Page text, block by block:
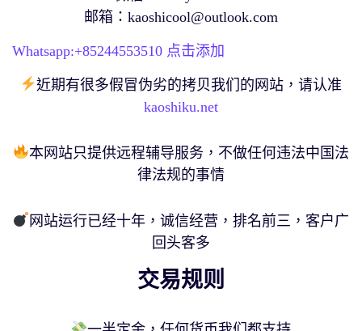
邮箱： kaoshicool@outlook.com
Whatsapp:+85244553510 点击添加
近期有很多假冒伪劣的拷贝我们的网站，请认准
kaoshiku.net
本网站只提供远程辅导服务，不做任何违法中国法
律法规的事情
网站运行已经十年，诚信经营，排名前三，客户广
回头客多
交易规则